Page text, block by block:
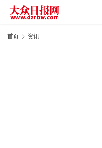
首页 资讯